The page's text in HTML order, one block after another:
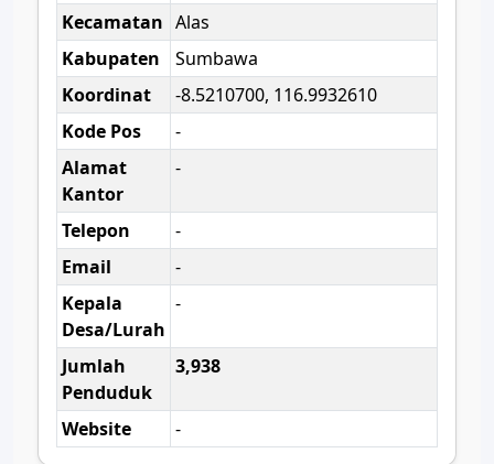
Kecamatan Alas
Kabupaten
Sumbawa
Koordinat
-8.5210700, 116.9932610
Kode Pos
-
Alamat
Kantor
-
Telepon
-
Email
-
Kepala
Desa/Lurah
-
Jumlah
Penduduk
3,938
Website -